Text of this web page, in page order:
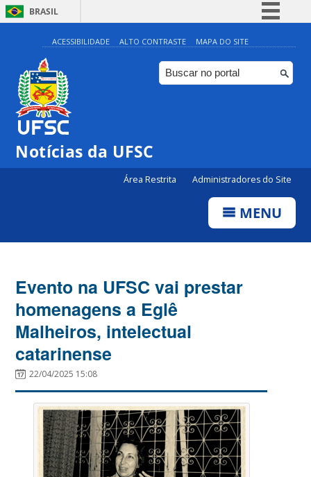
BRASIL
Simplifique!
Comunica BR
Participe
ACESSIBILIDADE ALTO CONTRASTE MAPA DO SITE
Notícias da UFSC
Área Restrita Administradores do Site
MENU
Evento na UFSC vai prestar
homenagens a Eglê
Malheiros, intelectual
catarinense
22/04/2025 15:08